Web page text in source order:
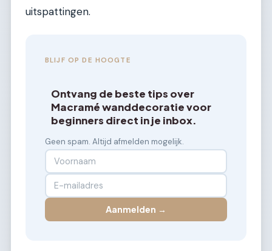
uitspattingen.
BLIJF OP DE HOOGTE
Ontvang de beste tips over
Macramé wanddecoratie voor
beginners direct in je inbox.
Geen spam. Altijd afmelden mogelijk.
Aanmelden →